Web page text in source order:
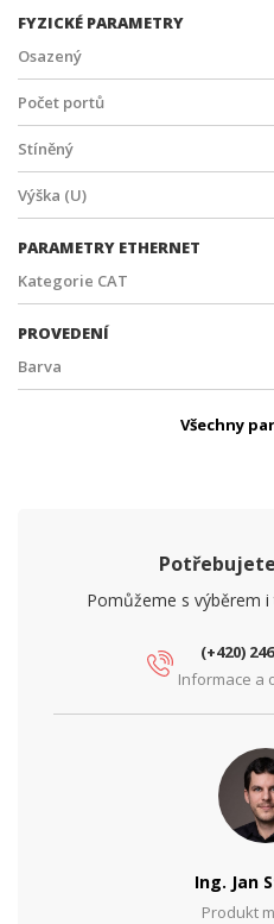
FYZICKÉ PARAMETRY
Osazený
Počet portů
Stíněný
Výška (U)
PARAMETRY ETHERNET
Kategorie CAT
PROVEDENÍ
Barva
Všechny
Pomůžeme s výběrem
(+420)
Informace a
Ing. Jan
Produkt